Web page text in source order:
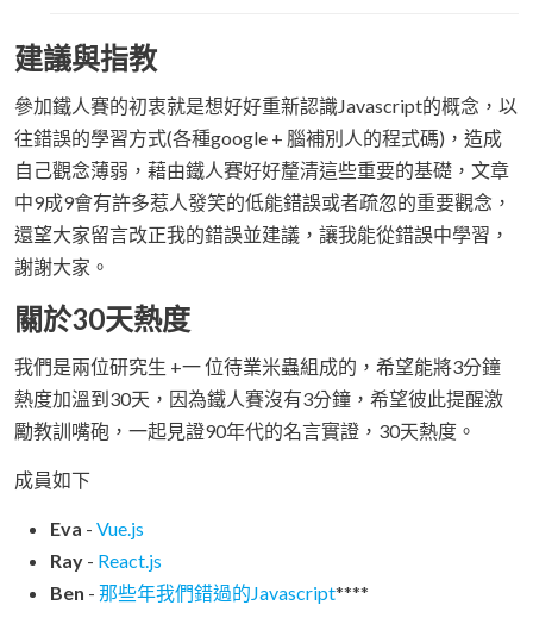
建議與指教
參加鐵人賽的初衷就是想好好重新認識Javascript的概念，以
往錯誤的學習方式(各種google + 腦補別人的程式碼)，造成
自己觀念薄弱，藉由鐵人賽好好釐清這些重要的基礎，文章
中9成9會有許多惹人發笑的低能錯誤或者疏忽的重要觀念，
還望大家留言改正我的錯誤並建議，讓我能從錯誤中學習，
謝謝大家。
關於30天熱度
我們是兩位研究生 +一 位待業米蟲組成的，希望能將3分鐘
熱度加溫到30天，因為鐵人賽沒有3分鐘，希望彼此提醒激
勵教訓嘴砲，一起見證90年代的名言實證，30天熱度。
成員如下
Eva - Vue.js
Ray - React.js
Ben - 那些年我們錯過的Javascript****